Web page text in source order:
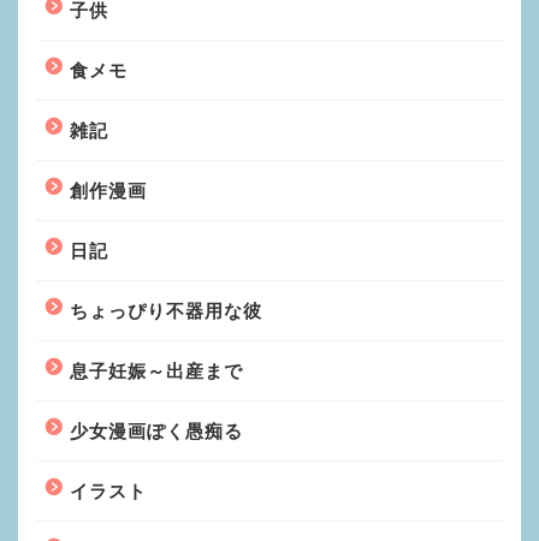
子供
食メモ
雑記
創作漫画
日記
ちょっぴり不器用な彼
息子妊娠～出産まで
少女漫画ぽく愚痴る
イラスト